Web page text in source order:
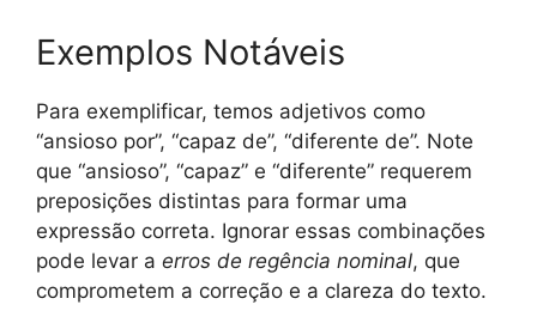
Exemplos Notáveis
Para exemplificar, temos adjetivos como
“ansioso por”, “capaz de”, “diferente de”. Note
que “ansioso”, “capaz” e “diferente” requerem
preposições distintas para formar uma
expressão correta. Ignorar essas combinações
pode levar a erros de regência nominal, que
comprometem a correção e a clareza do texto.